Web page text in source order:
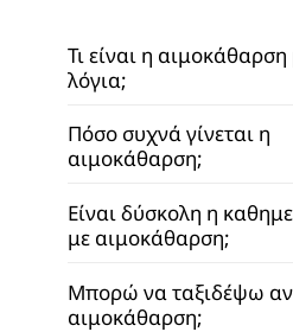
Τι είναι η
λόγια;
Πόσο συχνά γίνεται η
αιμοκάθαρση;
Είναι δύσκολη η
με αιμοκάθαρση;
Μπορώ να ταξιδέψω
αιμοκάθαρση;